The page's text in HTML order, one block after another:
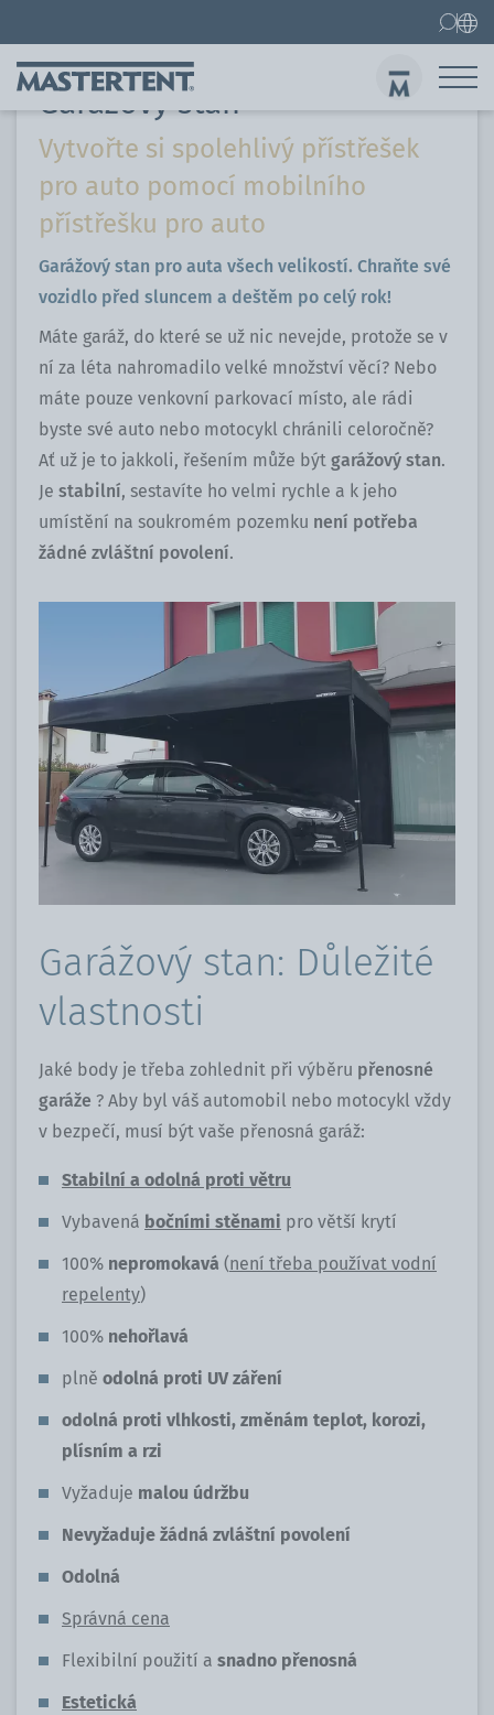
Lifestyle Garážový stan
Garážový stan
Vytvořte si spolehlivý přístřešek
pro auto pomocí mobilního
přístřešku pro auto
Garážový stan pro auta všech velikostí. Chraňte své
vozidlo před sluncem a deštěm po celý rok!
Máte garáž, do které se už nic nevejde, protože se v
ní za léta nahromadilo velké množství věcí? Nebo
máte pouze venkovní parkovací místo, ale rádi
byste své auto nebo motocykl chránili celoročně?
Ať už je to jakkoli, řešením může být garážový stan.
Je stabilní, sestavíte ho velmi rychle a k jeho
umístění na soukromém pozemku není potřeba
žádné zvláštní povolení.
Garážový stan: Důležité
vlastnosti
Jaké body je třeba zohlednit při výběru přenosné
garáže ? Aby byl váš automobil nebo motocykl vždy
v bezpečí, musí být vaše přenosná garáž:
Stabilní a odolná proti větru
Vybavená bočními stěnami pro větší krytí
100% nepromokavá (není třeba používat vodní
repelenty)
100% nehořlavá
plně odolná proti UV záření
odolná proti vlhkosti, změnám teplot, korozi,
plísním a rzi
Vyžaduje malou údržbu
Nevyžaduje žádná zvláštní povolení
Odolná
Správná cena
Flexibilní použití a snadno přenosná
Estetická
Kontakt Home Nůžkový stan 3x3 m